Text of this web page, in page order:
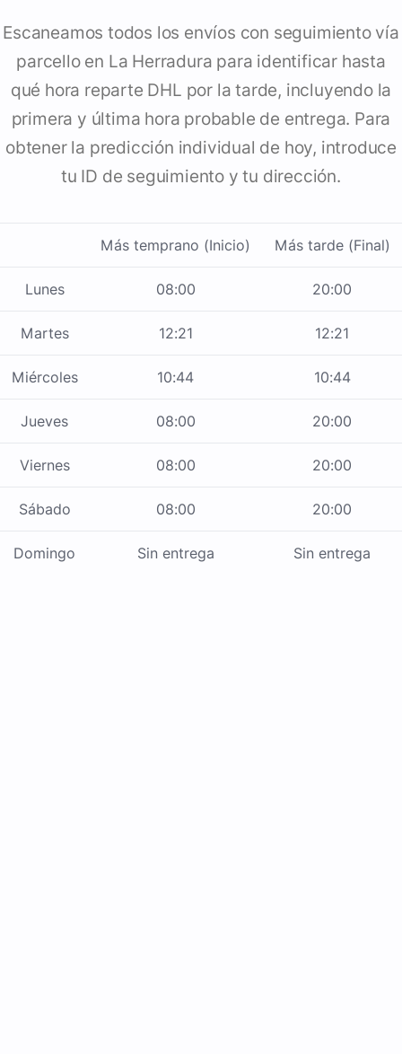
Escaneamos todos los envíos con seguimiento vía
parcello en La Herradura para identificar hasta
qué hora reparte DHL por la tarde, incluyendo la
primera y última hora probable de entrega. Para
obtener la predicción individual de hoy, introduce
tu ID de seguimiento y tu dirección.
Más temprano (Inicio) Más tarde (Final)
Lunes 08:00 20:00
Martes 12:21 12:21
Miércoles 10:44 10:44
Jueves 08:00 20:00
Viernes 08:00 20:00
Sábado 08:00 20:00
Domingo Sin entrega Sin entrega